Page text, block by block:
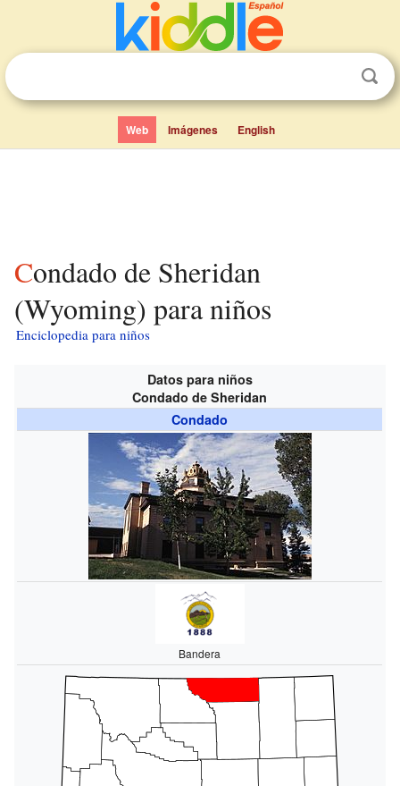
Web Imágenes English
Condado de Sheridan
(Wyoming) para niños
Enciclopedia para niños
Datos para niños
Condado de Sheridan
Condado
Bandera